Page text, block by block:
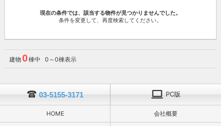
現在の条件では、該当する物件が見つかりませんでした。
条件を変更して、再度検索してください。
建物 0棟中 0～0棟表示
03-5155-3171 PC版
HOME 会社概要